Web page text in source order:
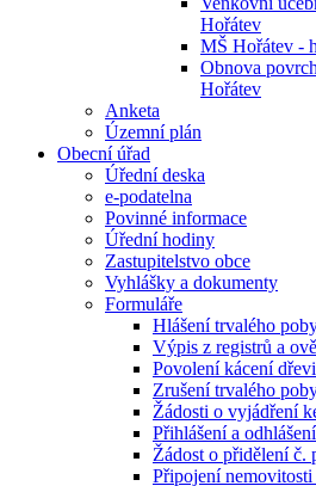
Hořátev
MŠ Hořátev -
Obnova
Hořátev
Anketa
Územní plán
Obecní úřad
Úřední deska
e-podatelna
Povinné informace
Úřední hodiny
Zastupitelstvo obce
Vyhlášky a dokumenty
Formuláře
Hlášení trvalého
Výpis z registrů a
Povolení kácení
Zrušení trvalého
Žádosti o vyjádření
Přihlášení a
Žádost o přidělení č.
Připojení